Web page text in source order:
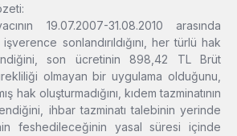
19.07.2007-31.08.2010 arasında
işverence sonlandırıldığını, her türlü hak
son ücretinin 898,42 TL Brüt
olmayan bir uygulama olduğunu,
hak oluşturmadığını, kıdem tazminatının
ihbar tazminatı talebinin yerinde
feshedileceğinin yasal süresi içinde